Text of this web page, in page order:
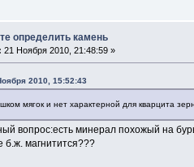
определить камень
21 Ноября 2010, 21:48:59 »
2010, 15:52:43
мягок и нет характерной для кварцита
вопрос:есть минерал похожый на
б.ж. магнитится???